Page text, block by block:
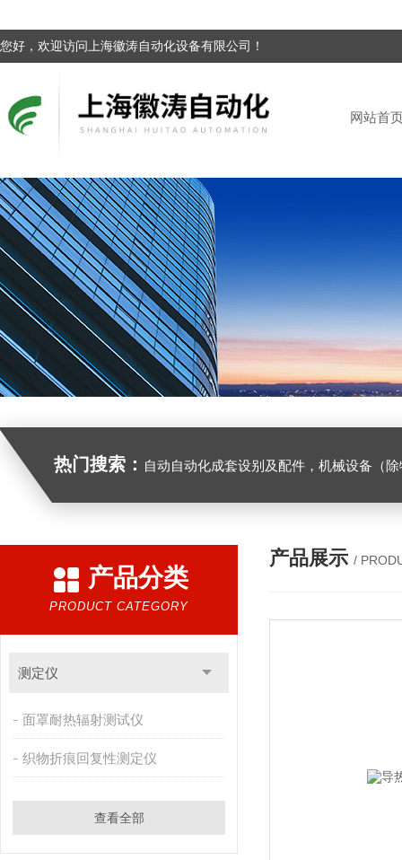
您好，欢迎访问上海徽涛自动化设备有限公司！
网站首
热门搜索： 自动自动化成套设别及配件，机械设备（除特种设备）及配件制造，加工（以上限分支机构经营），设计，批发，零售，模具，五金制品，工具加工（限分支机构经营），设计，批发，零售。五金交电，金属材料，金属制品，不锈钢制品，建筑材料，钢材，橡塑制品，环保设备，润滑剂，汽车配件，摩托车配件的批发，零售。（企业经营涉及行政许可的，凭许可证件经营）化成套设别及配件，机械设备（除特种设
产品分类
PRODUCT CATEGORY
测定仪
面罩耐热辐射测试仪
织物折痕回复性测定仪
查看全部
产品展示 /